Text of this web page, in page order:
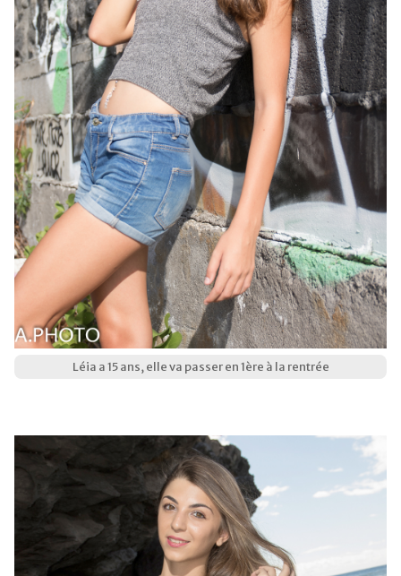
Léia a 15 ans, elle va passer en 1ère à la rentrée